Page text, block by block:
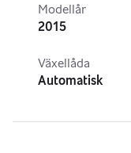
Modellår
2015
Växellåda
Automatisk